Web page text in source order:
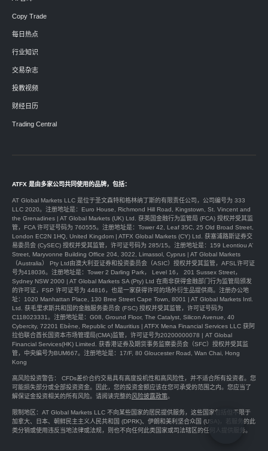
Copy Trade
每日热点
行业知识
交易杂志
投教视频
财经日历
Trading Central
ATFX 是由多家公司共同使用的品牌，包括：
AT Global Markets LLC 是位于圣文森特和格林纳丁斯的有限责任公司，公司编号为 333
LLC 2020。注册地址是：Euro House, Richmond Hill Road, Kingstown, St. Vincent and
the Grenadines | AT Global Markets (UK) Ltd. 获英国金融行为监管局 (FCA) 授权并受其监
管，FCA 许可证号码为 760555。注册地址是：Tower 42, Leaf 35C, 25 Old Broad Street,
London EC2N 1HQ, United Kingdom | ATFX Global Markets (CY) Ltd. 获塞浦路斯证券交
易委员会 (CySEC) 授权并受其监管，许可证号码为 285/15。注册地址是：159 Leontiou A’
Street, Maryvonne Building Office 204, 3022, Limassol, Cyprus | AT Global Markets
（Australia） Pty Ltd由澳大利亚证券和投资委员会（ASIC）授权并受其监管，AFSL许可证
号为418036。注册地址是：Tower 2 Darling Park， Level 16， 201 Sussex Street，
Sydney NSW 2000 | AT Global Markets SA (Pty) Ltd 在南非获得金融部门行为监管局颁发
的许可证，FSP 许可证号为 44816，也是一家获得许可的场外衍生品提供商。注册办公地
址：1020 Manhattan Place, 130 Bree Street Cape Town, 8001 | AT Global Markets Intl.
Ltd. 获毛里求斯共和国的金融服务委员会 (FSC) 授权并受其监管，许可证号码为
C118023331。注册地址是：G08, Ground Floor, The Catalyst, Silicon Avenue, 40
Cybercity, 72201 Ebène, Republic of Mauritius | ATFX Mena Financial Services LLC 获阿
拉伯联合酋长国资本市场管理局(CMA)监管，许可证号为20200000078 | AT Global
Financial Services(HK) Limited. 获香港证券及期货事务监察委员会（SFC）授权并受其监
管，中央編号为BUM667。注册地址是：17/F, 80 Gloucester Road, Wan Chai, Hong
Kong
高风险投资警告： CFDs差价合约交易具有高度投机性和高风险性，并不适合所有投资者。您
可能损失部分或全部投资资金。因此，您的投资金额应该在您可承受的范围之内。您应当了
解保证金投资相关的所有风险。请阅读完整的风险披露政策。
限制地区：AT Global Markets LLC 不向某些国家的居民提供服务，这些国家包括但不限于
加拿大、日本、朝鲜民主主义人民共和国 (DPRK)、伊朗和美利坚合众国 (USA)，若服务的此
类分销或使用违反当地法律或法规，则也不向任何此类国家或司法辖区的任何人提供服务。